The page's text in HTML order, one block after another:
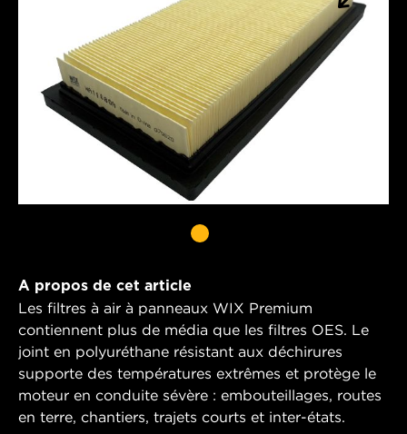
A propos de cet article
Les filtres à air à panneaux WIX Premium
contiennent plus de média que les filtres OES. Le
joint en polyuréthane résistant aux déchirures
supporte des températures extrêmes et protège le
moteur en conduite sévère : embouteillages, routes
en terre, chantiers, trajets courts et inter-états.